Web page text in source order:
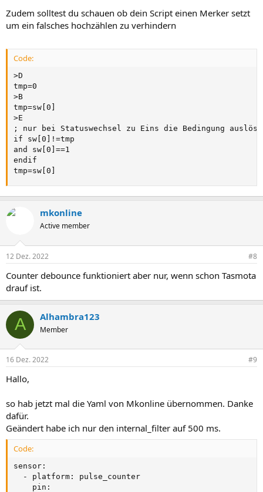
Zudem solltest du schauen ob dein Script einen Merker setzt
um ein falsches hochzählen zu verhindern
Code:
>D
tmp=0
>B
tmp=sw[0]
>E
; nur bei Statuswechsel zu Eins die Bedingung
if sw[0]!=tmp
and sw[0]==1
endif
tmp=sw[0]
mkonline
Active member
12 Dez. 2022 #8
Counter debounce funktioniert aber nur, wenn schon Tasmota
drauf ist.
A Alhambra123
Member
16 Dez. 2022 #9
Hallo,
so hab jetzt mal die Yaml von Mkonline übernommen. Danke
dafür.
Geändert habe ich nur den internal_filter auf 500 ms.
Code:
sensor:
  - platform: pulse_counter
    pin: